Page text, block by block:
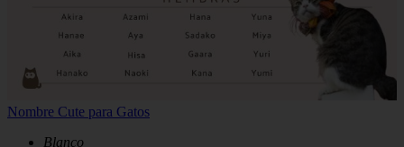
Nombre Cute para Gatos
Blanco